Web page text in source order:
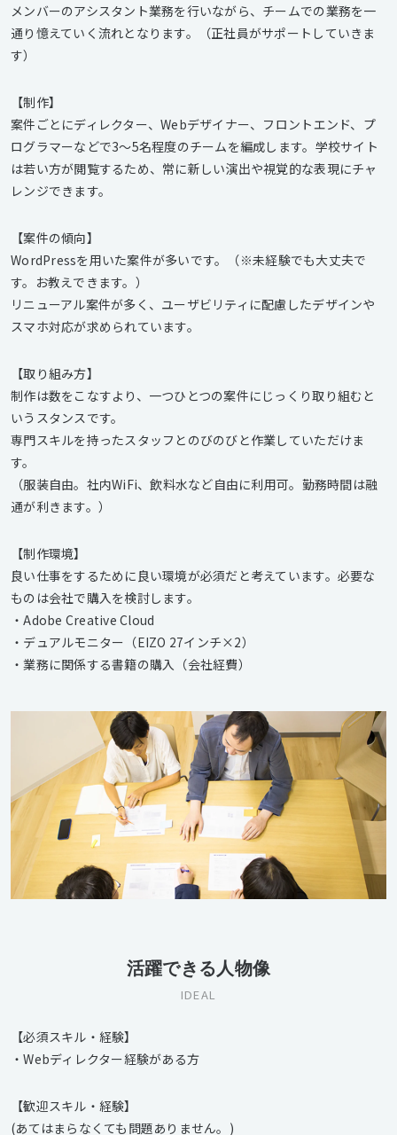
メンバーのアシスタント業務を行いながら、チームでの業務を一
通り憶えていく流れとなります。（正社員がサポートしていきま
す）
【制作】
案件ごとにディレクター、Webデザイナー、フロントエンド、プ
ログラマーなどで3～5名程度のチームを編成します。学校サイト
は若い方が閲覧するため、常に新しい演出や視覚的な表現にチャ
レンジできます。
【案件の傾向】
WordPressを用いた案件が多いです。（※未経験でも大丈夫で
す。お教えできます。）
リニューアル案件が多く、ユーザビリティに配慮したデザインや
スマホ対応が求められています。
【取り組み方】
制作は数をこなすより、一つひとつの案件にじっくり取り組むと
いうスタンスです。
専門スキルを持ったスタッフとのびのびと作業していただけま
す。
（服装自由。社内WiFi、飲料水など自由に利用可。勤務時間は融
通が利きます。）
【制作環境】
良い仕事をするために良い環境が必須だと考えています。必要な
ものは会社で購入を検討します。
・Adobe Creative Cloud
・デュアルモニター（EIZO 27インチ×2）
・業務に関係する書籍の購入（会社経費）
活躍できる人物像
IDEAL
【必須スキル・経験】
・Webディレクター経験がある方
【歓迎スキル・経験】
(あてはまらなくても問題ありません。)